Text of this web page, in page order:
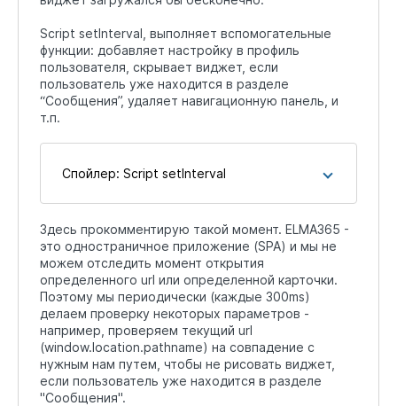
Script setInterval, выполняет вспомогательные
функции: добавляет настройку в профиль
пользователя, скрывает виджет, если
пользователь уже находится в разделе
“Сообщения”, удаляет навигационную панель, и
т.п.
Спойлер: Script setInterval
Здесь прокомментирую такой момент. ELMA365 -
это одностраничное приложение (SPA) и мы не
можем отследить момент открытия
определенного url или определенной карточки.
Поэтому мы периодически (каждые 300ms)
делаем проверку некоторых параметров -
например, проверяем текущий url
(window.location.pathname) на совпадение с
нужным нам путем, чтобы не рисовать виджет,
если пользователь уже находится в разделе
"Сообщения".